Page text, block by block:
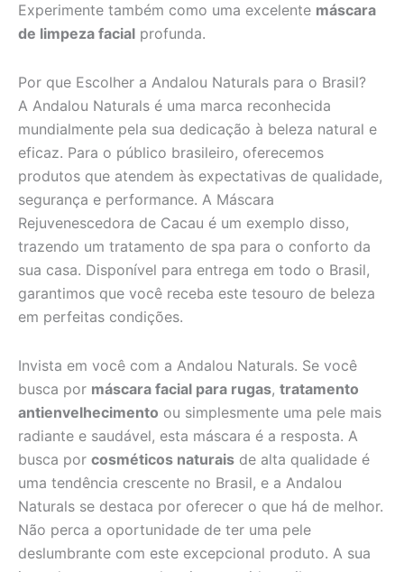
Experimente também como uma excelente máscara
de limpeza facial profunda.
Por que Escolher a Andalou Naturals para o Brasil?
A Andalou Naturals é uma marca reconhecida
mundialmente pela sua dedicação à beleza natural e
eficaz. Para o público brasileiro, oferecemos
produtos que atendem às expectativas de qualidade,
segurança e performance. A Máscara
Rejuvenescedora de Cacau é um exemplo disso,
trazendo um tratamento de spa para o conforto da
sua casa. Disponível para entrega em todo o Brasil,
garantimos que você receba este tesouro de beleza
em perfeitas condições.
Invista em você com a Andalou Naturals. Se você
busca por máscara facial para rugas, tratamento
antienvelhecimento ou simplesmente uma pele mais
radiante e saudável, esta máscara é a resposta. A
busca por cosméticos naturais de alta qualidade é
uma tendência crescente no Brasil, e a Andalou
Naturals se destaca por oferecer o que há de melhor.
Não perca a oportunidade de ter uma pele
deslumbrante com este excepcional produto. A sua